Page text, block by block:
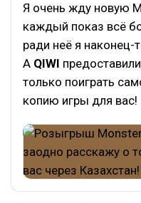
Я очень жду новую
каждый показ всё
ради неё я наконец-
А QIWI
только поиграть
копию игры для вас!